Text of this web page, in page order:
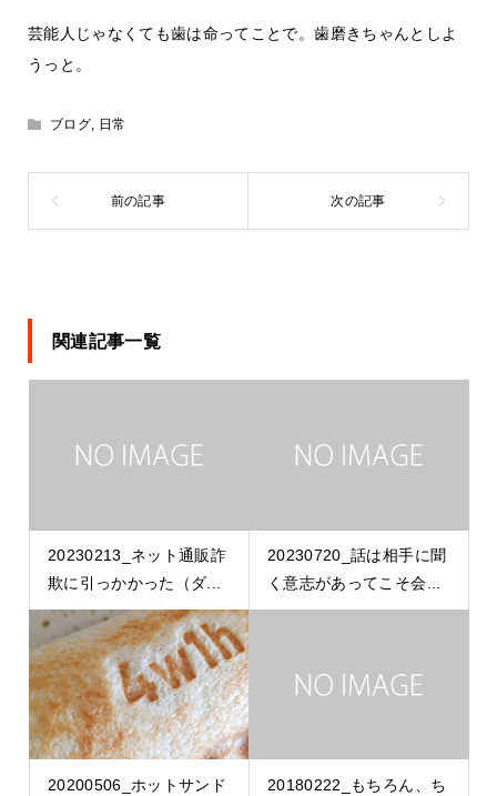
芸能人じゃなくても歯は命ってことで。歯磨きちゃんとしよ
うっと。
ブログ, 日常
関連記事一覧
20230213_ネット通販詐
欺に引っかかった（ダ...
20230720_話は相手に聞
く意志があってこそ会...
20200506_ホットサンド
20180222_もちろん、ち